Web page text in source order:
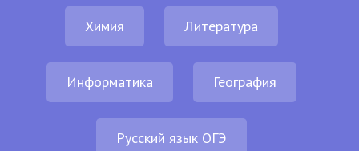
Химия Литература
Информатика География
Русский язык ОГЭ